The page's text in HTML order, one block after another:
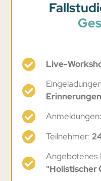
Live-
Erinnerungen
Anmeldungen:
Teilnehmer:
Angebotenes
"Holistischer